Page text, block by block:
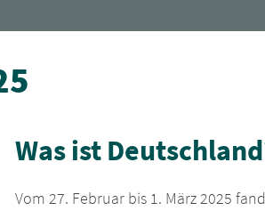
Was ist
Vom 27. Februar bis 1. März 2025